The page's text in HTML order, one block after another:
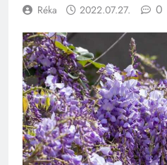
Réka 2022.07.27. 0